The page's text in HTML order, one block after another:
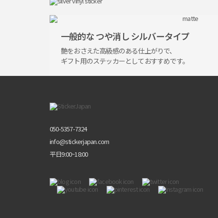
一般的なつや消しシルバータイプ
艶をおさえた高級感のある仕上がりで、
ギフト用のステッカー として おすすめです。
050-5357-7324
info@stickerjapan.com
平日9:00~18:00